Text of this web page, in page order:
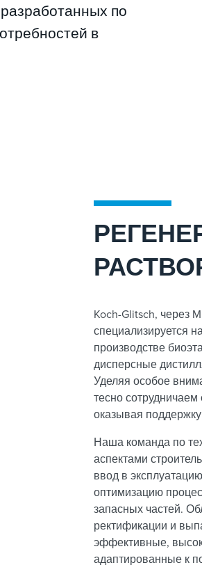
по
в
Koch-Glitsch, через
специализируется
производстве
дисперсные
Уделяя особое
тесно сотрудничаем
оказывая
Наша команда по
аспектами
ввод в
оптимизацию
запасных частей.
ректификации и
эффективные,
адаптированные к